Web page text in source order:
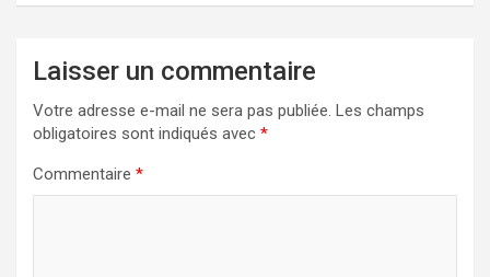
Laisser un commentaire
Votre adresse e-mail ne sera pas publiée. Les champs
obligatoires sont indiqués avec *
Commentaire *